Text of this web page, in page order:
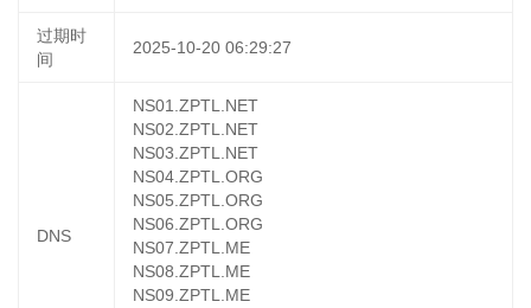
过期时
间
2025-10-20 06:29:27
DNS
NS01.ZPTL.NET
NS02.ZPTL.NET
NS03.ZPTL.NET
NS04.ZPTL.ORG
NS05.ZPTL.ORG
NS06.ZPTL.ORG
NS07.ZPTL.ME
NS08.ZPTL.ME
NS09.ZPTL.ME